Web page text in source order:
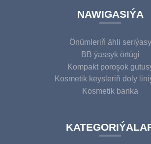
NAWIGASIÝA
Önümleriň ähli seriýasy
BB ýassyk örtügi
Kompakt poroşok
Kosmetik keysleriň doly
Kosmetik banka